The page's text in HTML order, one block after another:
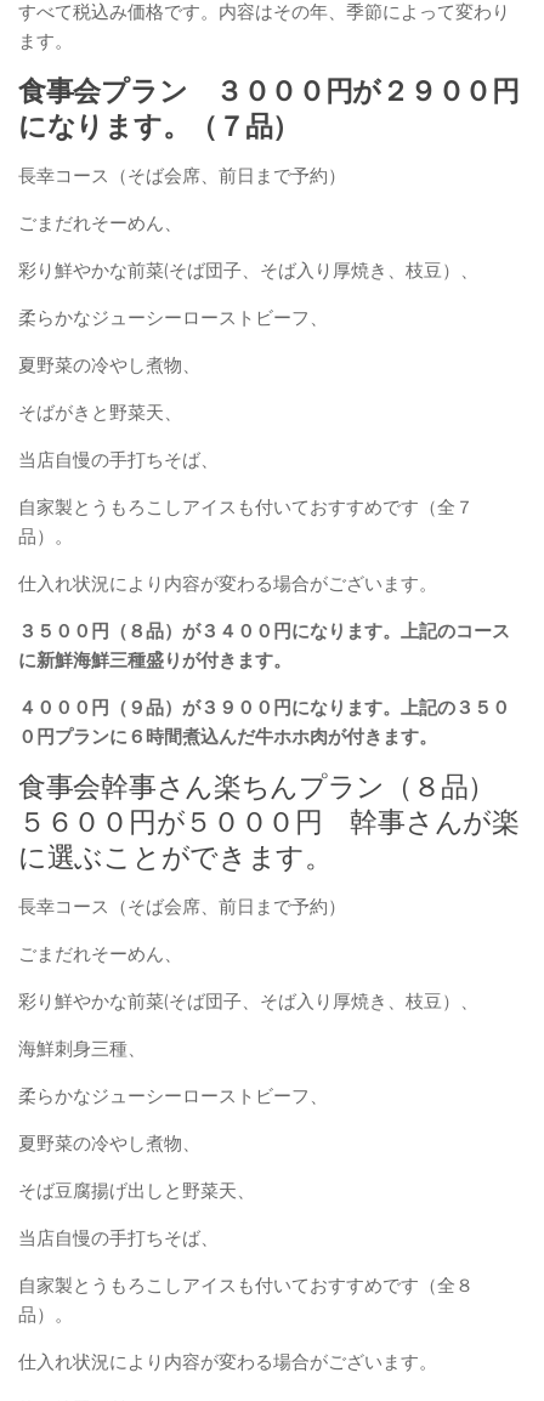
すべて税込み価格です。内容はその年、季節によって変わり
ます。
食事会プラン ３０００円が２９００円
になります。（７品）
長幸コース（そば会席、前日まで予約）
ごまだれそーめん、
彩り鮮やかな前菜(そば団子、そば入り厚焼き、枝豆）、
柔らかなジューシーローストビーフ、
夏野菜の冷やし煮物、
そばがきと野菜天、
当店自慢の手打ちそば、
自家製とうもろこしアイスも付いておすすめです（全７
品）。
仕入れ状況により内容が変わる場合がございます。
３５００円（８品）が３４００円になります。上記のコース
に新鮮海鮮三種盛りが付きます。
４０００円（９品）が３９００円になります。上記の３５０
０円プランに６時間煮込んだ牛ホホ肉が付きます。
食事会幹事さん楽ちんプラン（８品）
５６００円が５０００円 幹事さんが楽
に選ぶことができます。
長幸コース（そば会席、前日まで予約）
ごまだれそーめん、
彩り鮮やかな前菜(そば団子、そば入り厚焼き、枝豆）、
海鮮刺身三種、
柔らかなジューシーローストビーフ、
夏野菜の冷やし煮物、
そば豆腐揚げ出しと野菜天、
当店自慢の手打ちそば、
自家製とうもろこしアイスも付いておすすめです（全８
品）。
仕入れ状況により内容が変わる場合がございます。